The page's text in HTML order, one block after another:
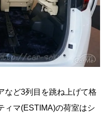
など3列目を跳ね上げて格
ィマ(ESTIMA)の荷室はシ